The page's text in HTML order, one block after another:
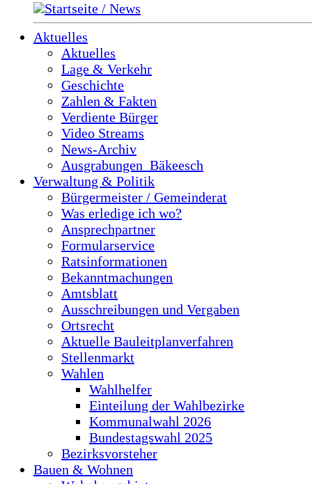
Startseite / News
Aktuelles
Aktuelles
Lage & Verkehr
Geschichte
Zahlen & Fakten
Verdiente Bürger
Video Streams
News-Archiv
Ausgrabungen_Bäkeesch
Verwaltung & Politik
Bürgermeister / Gemeinderat
Was erledige ich wo?
Ansprechpartner
Formularservice
Ratsinformationen
Bekanntmachungen
Amtsblatt
Ausschreibungen und Vergaben
Ortsrecht
Aktuelle Bauleitplanverfahren
Stellenmarkt
Wahlen
Wahlhelfer
Einteilung der Wahlbezirke
Kommunalwahl 2026
Bundestagswahl 2025
Bezirksvorsteher
Bauen & Wohnen